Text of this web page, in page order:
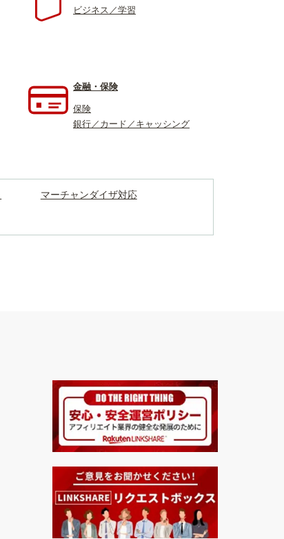
ビジネス／学習
金融・保険
保険
銀行／カード／キャッシング
マーチャンダイザ対応